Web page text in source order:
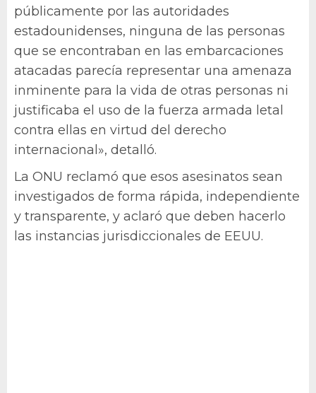
públicamente por las autoridades
estadounidenses, ninguna de las personas
que se encontraban en las embarcaciones
atacadas parecía representar una amenaza
inminente para la vida de otras personas ni
justificaba el uso de la fuerza armada letal
contra ellas en virtud del derecho
internacional», detalló.
La ONU reclamó que esos asesinatos sean
investigados de forma rápida, independiente
y transparente, y aclaró que deben hacerlo
las instancias jurisdiccionales de EEUU.